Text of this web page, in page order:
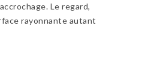
Le regard,
rayonnante autant